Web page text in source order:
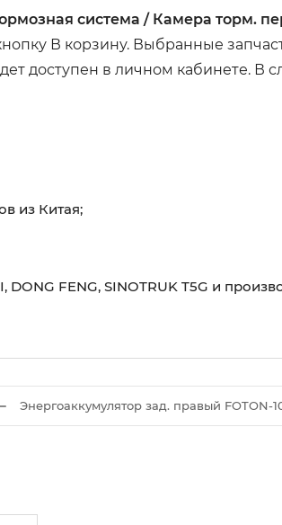
система / Камера торм.
В корзину. Выбранные
доступен в личном кабинете. В
из Китая;
FENG, SINOTRUK T5G и
Энергоаккумулятор зад. правый FOTON-